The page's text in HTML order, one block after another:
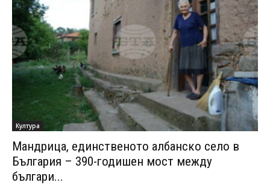
Култура
Мандрица, единственото албанско село в
България – 390-годишен мост между
българи...